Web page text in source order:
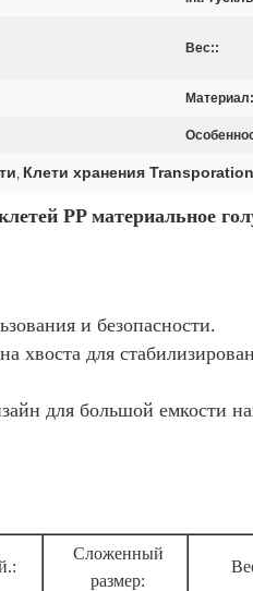
Вес::
, Клети хранения
PP материальное
и безопасности.
хвоста для
для большой емкости
Сложенный
размер: